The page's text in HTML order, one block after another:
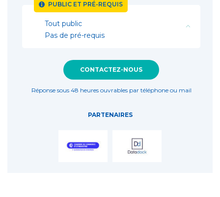
PUBLIC ET PRÉ-REQUIS
Tout public
Pas de pré-requis
CONTACTEZ-NOUS
Réponse sous 48 heures ouvrables par téléphone ou mail
PARTENAIRES